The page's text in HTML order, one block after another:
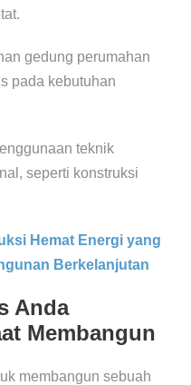
gedung perumahan
pada kebutuhan
teknik
seperti konstruksi
Hemat Energi yang
Berkelanjutan
Anda
Membangun
membangun sebuah